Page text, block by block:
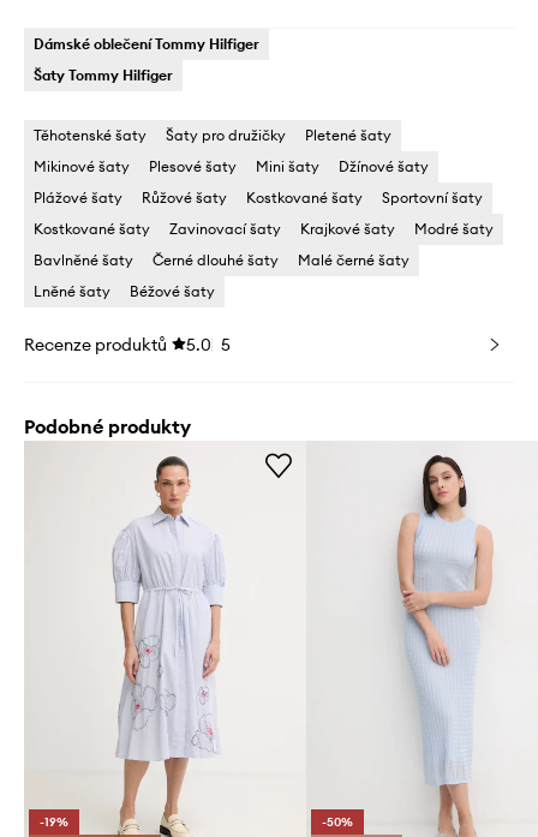
Dámské oblečení Tommy Hilfiger
Šaty Tommy Hilfiger
Těhotenské šaty Šaty pro družičky
Pletené šaty
Mikinové šaty
Plesové šaty Mini šaty
Džínové šaty
Plážové šaty
Růžové šaty Kostkované šaty
Sportovní šaty
Kostkované šaty
Zavinovací šaty Krajkové šaty
Modré šaty
Bavlněné šaty
Černé dlouhé šaty
Malé černé šaty
Lněné šaty
Béžové šaty
Recenze produktů 5.0 5
Podobné produkty
-19%
-50%